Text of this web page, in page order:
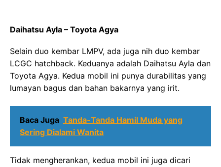
Daihatsu Ayla – Toyota Agya
Selain duo kembar LMPV, ada juga nih duo kembar
LCGC hatchback. Keduanya adalah Daihatsu Ayla dan
Toyota Agya. Kedua mobil ini punya durabilitas yang
lumayan bagus dan bahan bakarnya yang irit.
Baca Juga Tanda-Tanda Hamil Muda yang
Sering Dialami Wanita
Tidak mengherankan, kedua mobil ini juga dicari